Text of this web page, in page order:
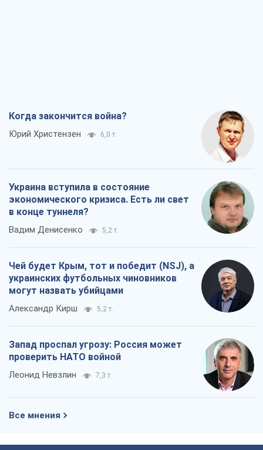
Когда закончится война?
Юрий Христензен 6,0 т.
Украина вступила в состояние
экономического кризиса. Есть ли свет
в конце туннеля?
Вадим Денисенко 5,2 т.
Чей будет Крым, тот и победит (NSJ), а
украинских футбольных чиновников
могут назвать убийцами
Александр Кирш 5,2 т.
Запад проспал угрозу: Россия может
проверить НАТО войной
Леонид Невзлин 7,3 т.
Все мнения